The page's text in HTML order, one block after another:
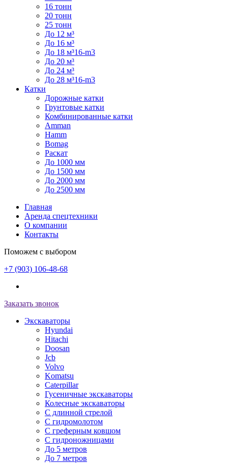
16 тонн
20 тонн
25 тонн
До 12 м³
До 16 м³
До 18 м³16-m3
До 20 м³
До 24 м³
До 28 м³16-m3
Катки
Дорожные катки
Грунтовые катки
Комбинированные катки
Amman
Hamm
Bomag
Раскат
До 1000 мм
До 1500 мм
До 2000 мм
До 2500 мм
Главная
Аренда спецтехники
О компании
Контакты
Поможем с выбором
+7 (903) 106-48-68
Заказать звонок
Экскаваторы
Hyundai
Hitachi
Doosan
Jcb
Volvo
Komatsu
Caterpillar
Гусеничные экскаваторы
Колесные экскаваторы
С длинной стрелой
С гидромолотом
С греферным ковшом
С гидроножницами
До 5 метров
До 7 метров